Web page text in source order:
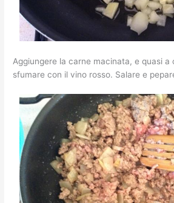
Aggiungere la carne macinata, e quasi
sfumare con il vino rosso. Salare e